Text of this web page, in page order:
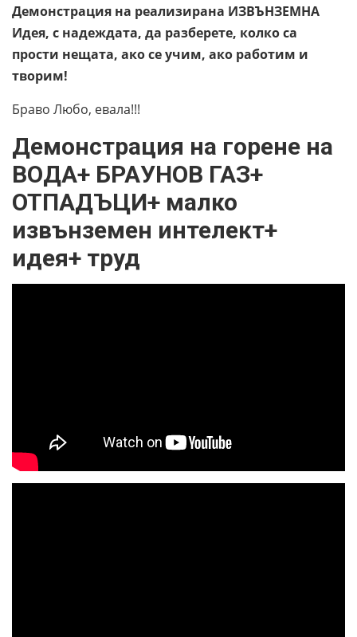
Демонстрация на реализирана ИЗВЪНЗЕМНА
Идея, с надеждата, да разберете, колко са
прости нещата, ако се учим, ако работим и
творим!
Браво Любо, евала!!!
Демонстрация на горене на
ВОДА+ БРАУНОВ ГАЗ+
ОТПАДЪЦИ+ малко
извънземен интелект+
идея+ труд